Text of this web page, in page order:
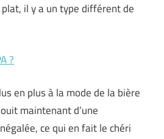
il y a un type différent de
?
en plus à la mode de la bière
maintenant d’une
ce qui en fait le chéri